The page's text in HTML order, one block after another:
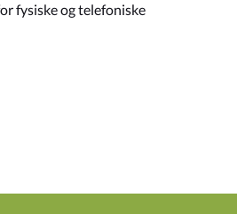
fysiske og telefoniske